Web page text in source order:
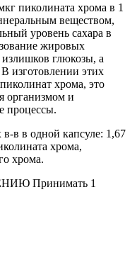
пиколината хрома в 1
веществом,
уровень сахара в
жировых
глюкозы, а
изготовлении этих
хрома, это
организмом и
процессы.
в в одной капсуле: 1,67
хрома,
хрома.
Принимать 1